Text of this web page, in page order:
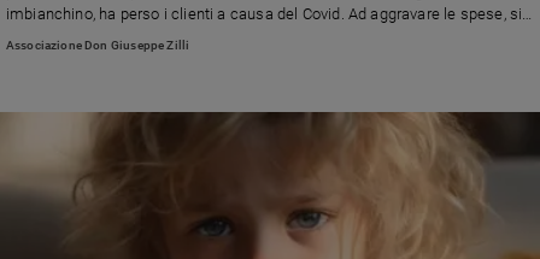
imbianchino, ha perso i clienti a causa del Covid. Ad aggravare le spese, si
aggiunge la malattia celebrale del figlio, infortunatosi anni fa, che gli causa
Associazione Don Giuseppe Zilli